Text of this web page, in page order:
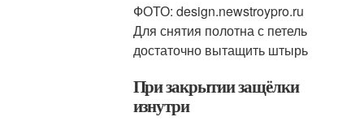
ФОТО: design.newstroypro.ru
Для снятия полотна с петель
достаточно вытащить штырь
При закрытии защёлки
изнутри